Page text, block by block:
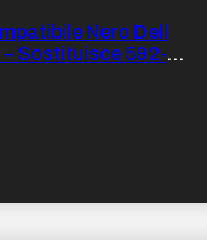
Nero Dell
Sostituisce 592-